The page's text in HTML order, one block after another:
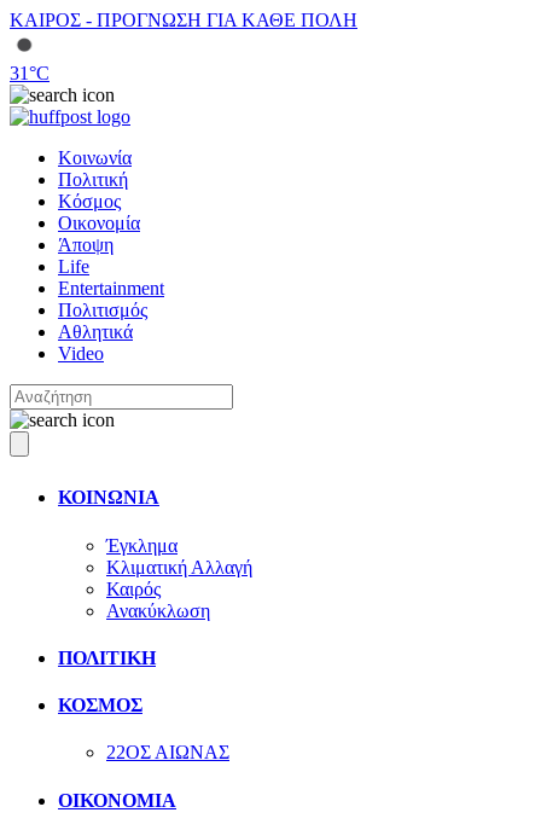
ΚΑΙΡΟΣ - ΠΡΟΓΝΩΣΗ ΓΙΑ ΚΑΘΕ ΠΟΛΗ
31°C
Κοινωνία
Πολιτική
Κόσμος
Οικονομία
Άποψη
Life
Entertainment
Πολιτισμός
Αθλητικά
Video
ΚΟΙΝΩΝΙΑ
Έγκλημα
Κλιματική Αλλαγή
Καιρός
Ανακύκλωση
ΠΟΛΙΤΙΚΗ
ΚΟΣΜΟΣ
22ΟΣ ΑΙΩΝΑΣ
ΟΙΚΟΝΟΜΙΑ